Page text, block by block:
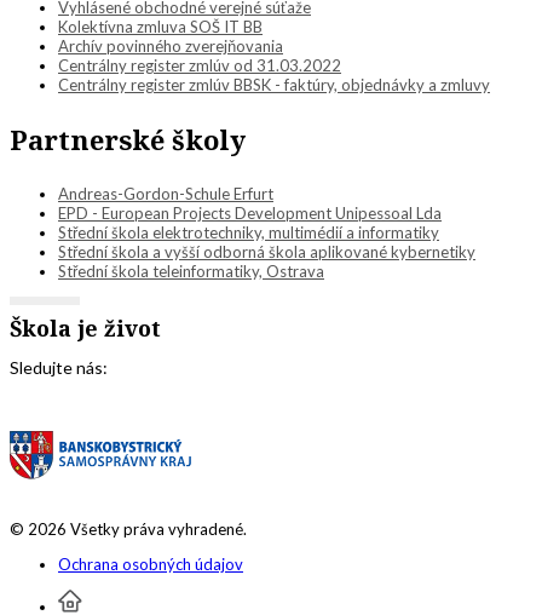
Vyhlásené obchodné verejné súťaže
Kolektívna zmluva SOŠ IT BB
Archív povinného zverejňovania
Centrálny register zmlúv od 31.03.2022
Centrálny register zmlúv BBSK - faktúry, objednávky a zmluvy
Partnerské školy
Andreas-Gordon-Schule Erfurt
EPD - European Projects Development Unipessoal Lda
Střední škola elektrotechniky, multimédií a informatiky
Střední škola a vyšší odborná škola aplikované kybernetiky
Střední škola teleinformatiky, Ostrava
Škola je život
Sledujte nás:
© 2026 Všetky práva vyhradené.
Ochrana osobných údajov